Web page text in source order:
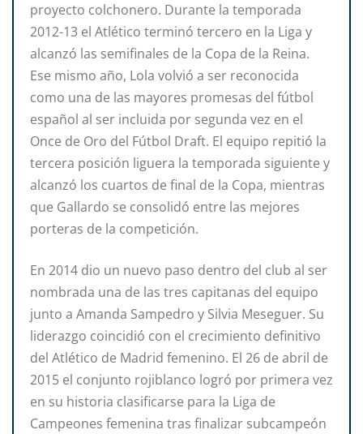
proyecto colchonero. Durante la temporada
2012-13 el Atlético terminó tercero en la Liga y
alcanzó las semifinales de la Copa de la Reina.
Ese mismo año, Lola volvió a ser reconocida
como una de las mayores promesas del fútbol
español al ser incluida por segunda vez en el
Once de Oro del Fútbol Draft. El equipo repitió la
tercera posición liguera la temporada siguiente y
alcanzó los cuartos de final de la Copa, mientras
que Gallardo se consolidó entre las mejores
porteras de la competición.
En 2014 dio un nuevo paso dentro del club al ser
nombrada una de las tres capitanas del equipo
junto a Amanda Sampedro y Silvia Meseguer. Su
liderazgo coincidió con el crecimiento definitivo
del Atlético de Madrid femenino. El 26 de abril de
2015 el conjunto rojiblanco logró por primera vez
en su historia clasificarse para la Liga de
Campeones femenina tras finalizar subcampeón